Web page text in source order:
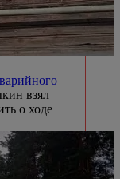
взял
о ходе